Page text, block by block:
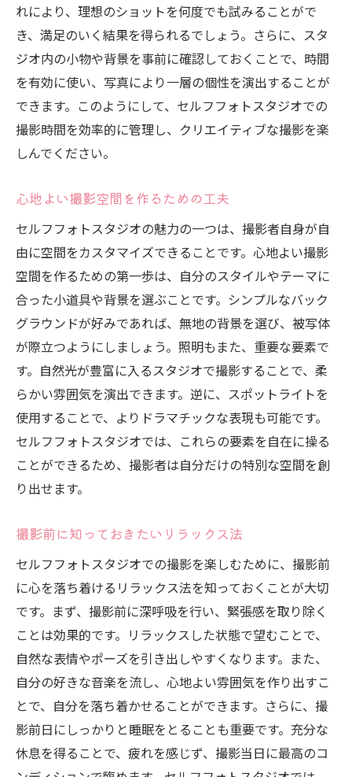
れにより、理想のショットを何度でも試みることがで
き、満足のいく結果を得られるでしょう。さらに、スタ
ジオ内の小物や背景を事前に確認しておくことで、時間
を有効に使い、写真により一層の個性を演出することが
できます。このようにして、セルフフォトスタジオでの
撮影時間を効率的に管理し、クリエイティブな撮影を楽
しんでください。
心地よい撮影空間を作るための工夫
セルフフォトスタジオの魅力の一つは、撮影者自身が自
由に空間をカスタマイズできることです。心地よい撮影
空間を作るための第一歩は、自分のスタイルやテーマに
合った小道具や背景を選ぶことです。シンプルなバック
グラウンドが好みであれば、無地の背景を選び、被写体
が際立つようにしましょう。照明もまた、重要な要素で
す。自然光が豊富に入るスタジオで撮影することで、柔
らかい雰囲気を演出できます。逆に、スポットライトを
使用することで、よりドラマチックな表現も可能です。
セルフフォトスタジオでは、これらの要素を自在に操る
ことができるため、撮影者は自分だけの特別な空間を創
り出せます。
撮影前に知っておきたいリラックス法
セルフフォトスタジオでの撮影を楽しむために、撮影前
に心を落ち着けるリラックス法を知っておくことが大切
です。まず、撮影前に深呼吸を行い、緊張感を取り除く
ことは効果的です。リラックスした状態で望むことで、
自然な表情やポーズを引き出しやすくなります。また、
自分の好きな音楽を流し、心地よい雰囲気を作り出すこ
とで、自分を落ち着かせることができます。さらに、撮
影前日にしっかりと睡眠をとることも重要です。充分な
休息を得ることで、疲れを感じず、撮影当日に最高のコ